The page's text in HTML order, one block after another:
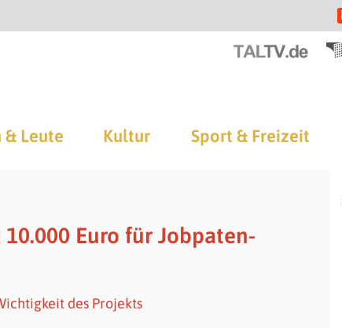
& Leute Kultur Sport & Freizeit
Euro für Jobpaten-
des Projekts